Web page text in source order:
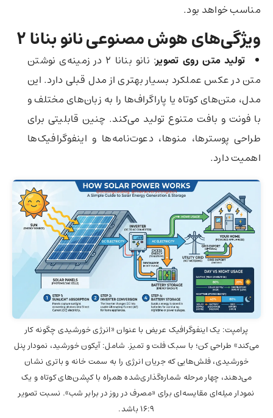
مناسب خواهد بود.
ویژگی‌های هوش مصنوعی نانو بنانا 2
تولید متن روی تصویر
: نانو بنانا 2 در زمینه‌ی نوشتن
متن در عکس عملکرد بسیار بهتری از مدل قبلی دارد. این
مدل، متن‌های کوتاه یا پاراگراف‌ها را به زبان‌های مختلف و
با فونت و بافت متنوع تولید می‌کند. چنین قابلیتی برای
طراحی پوسترها، منوها، دعوت‌نامه‌ها و اینفوگرافیک‌ها
اهمیت دارد.
پرامپت: یک اینفوگرافیک عریض با عنوان «انرژی خورشیدی چگونه کار
می‌کند» طراحی کن؛ با سبک فلت و تمیز. شامل: آیکون خورشید، نمودار پنل
خورشیدی، فلش‌هایی که جریان انرژی را به سمت خانه و باتری نشان
می‌دهند، چهار مرحله شماره‌گذاری‌شده همراه با کپشن‌های کوتاه و یک
نمودار میله‌ای مقایسه‌ای برای «مصرف در روز در برابر شب». نسبت تصویر
16:9 باشد.